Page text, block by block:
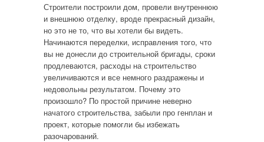
Строители построили дом, провели внутреннюю
и внешнюю отделку, вроде прекрасный дизайн,
но это не то, что вы хотели бы видеть.
Начинаются переделки, исправления того, что
вы не донесли до строительной бригады, сроки
продлеваются, расходы на строительство
увеличиваются и все немного раздражены и
недовольны результатом. Почему это
произошло? По простой причине неверно
начатого строительства, забыли про генплан и
проект, которые помогли бы избежать
разочарований.